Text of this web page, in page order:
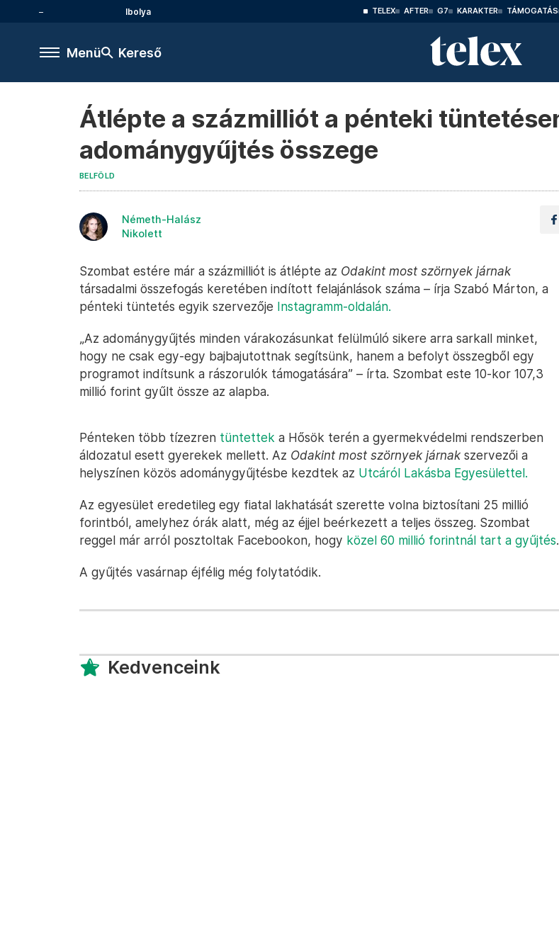
Ibolya TELEX AFTER G7 KARAKTER TÁMOGATÁS
Menü Kereső
Átlépte a százmilliót a pénteki
adománygyűjtés összege
BELFÖLD
Németh-Halász
Nikolett
Szombat estére már a százmilliót is átlépte az Odakint most szörnyek járnak
társadalmi összefogás keretében indított felajánlások száma – írja Szabó Márton, a
pénteki tüntetés egyik szervezője Instagramm-oldalán.
„Az adománygyűjtés minden várakozásunkat felülmúló sikere arra sarkall minket,
hogy ne csak egy-egy bajbajutottnak segítsünk, hanem a befolyt összegből egy
programot indítsunk a rászorulók támogatására” – írta. Szombat este 10-kor 107,3
millió forint gyűlt össze az alapba.
Pénteken több tízezren tüntettek a Hősök terén a gyermekvédelmi rendszerben
áldozatul esett gyerekek mellett. Az Odakint most szörnyek járnakszervezői a
helyszínen közös adománygyűjtésbe kezdtek az Utcáról Lakásba Egyesülettel.
Az egyesület eredetileg egy fiatal lakhatását szerette volna biztosítani 25 millió
forintból, amelyhez órák alatt, még az éjjel beérkezett a teljes összeg. Szombat
reggel már arról posztoltak Facebookon, hogy közel 60 millió forintnál tart a gyűjtés.
A gyűjtés vasárnap éjfélig még folytatódik.
Kedvenceink